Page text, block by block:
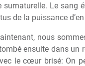
surnaturelle. Le sang
tus de la puissance
nous
ensuite dans un
le cœur brisé: On